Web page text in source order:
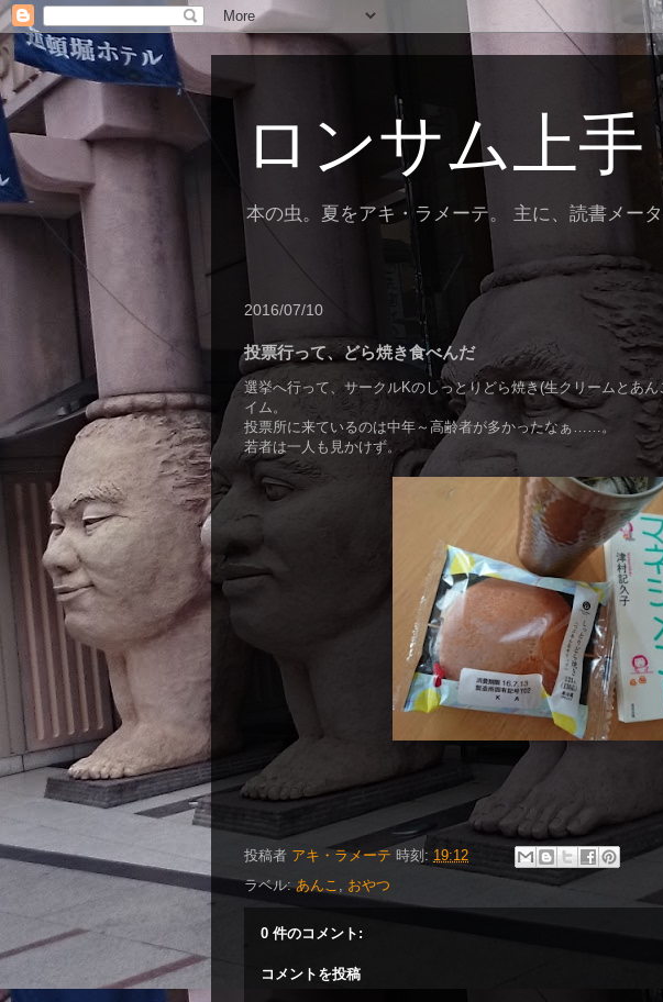
ロンサム上手
本の虫。夏をアキ・ラメーテ。 主に、読書メー
2016/07/10
投票行って、どら焼き食べんだ
選挙へ行って、サークルKのしっとりどら焼き(生クリームとあ
イム。
投票所に来ているのは中年～高齢者が多かったなぁ……。
若者は一人も見かけず。
投稿者 アキ・ラメーテ 時刻: 19:12
ラベル:あんこ おやつ
0 件のコメント:
コメントを投稿